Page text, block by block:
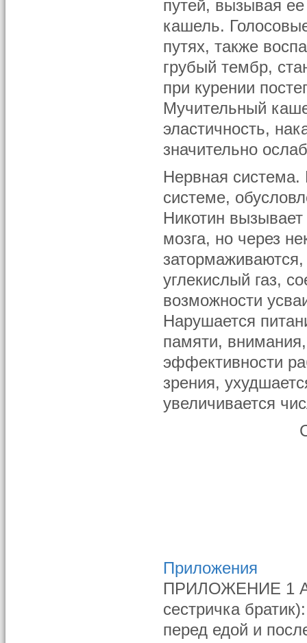
путей, вызывая
кашель.
путях, также
грубый тембр,
при курении
Мучительный
эластичность,
значительно
Нервная система.
системе,
Никотин вызывает
мозга, но через
углекислый газ,
возможности
Нарушается
памяти,
эффективности
зрения,
увеличивается
Приложения
ПРИЛОЖЕНИЕ 1
сестричка
перед едой и